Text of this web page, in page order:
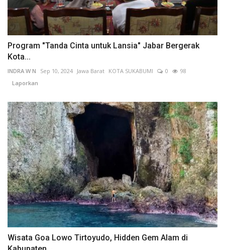
Program "Tanda Cinta untuk Lansia" Jabar Bergerak
Kota...
INDRA W N Sep 10, 2024 Jawa Barat KOTA SUKABUMI 0
98
Laporkan
Wisata Goa Lowo Tirtoyudo, Hidden Gem Alam di